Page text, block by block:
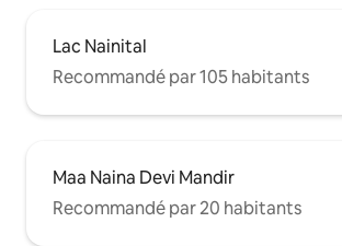
Lac Nainital
Recommandé par 105 habitants
Maa Naina Devi Mandir
Recommandé par 20 habitants